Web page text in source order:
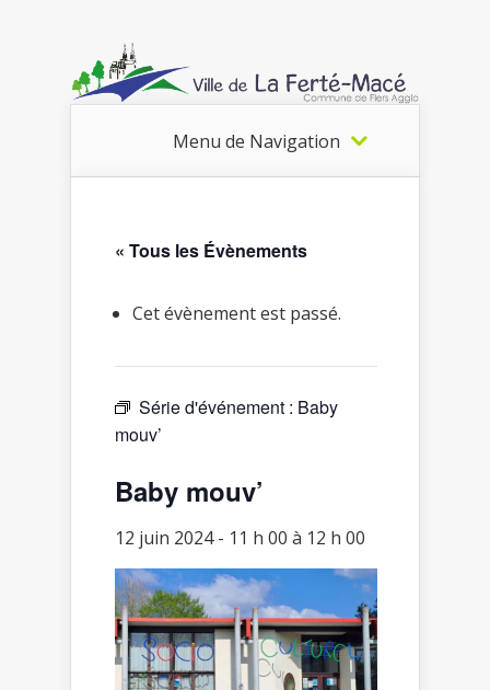
Menu de Navigation
« Tous les Évènements
Cet évènement est passé.
Série d'événement : Baby
mouv’
Baby mouv’
12 juin 2024 - 11 h 00 à 12 h 00